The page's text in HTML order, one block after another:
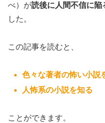
べ）が読後に人間不信に陥
した。
この記事を読むと、
色々な著者の怖い小説
人怖系の小説を知る
ことができます。